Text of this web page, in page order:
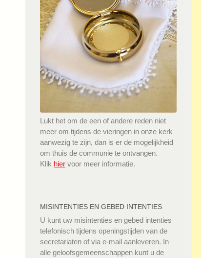
Lukt het om de een of andere reden niet
meer om tijdens de vieringen in onze kerk
aanwezig te zijn, dan is er de mogelijkheid
om thuis de communie te ontvangen.
Klik hier voor meer informatie.
MISINTENTIES EN GEBED INTENTIES
U kunt uw misintenties en gebed intenties
telefonisch tijdens openingstijden van de
secretariaten of via e-mail aanleveren. In
alle geloofsgemeenschappen kunt u de